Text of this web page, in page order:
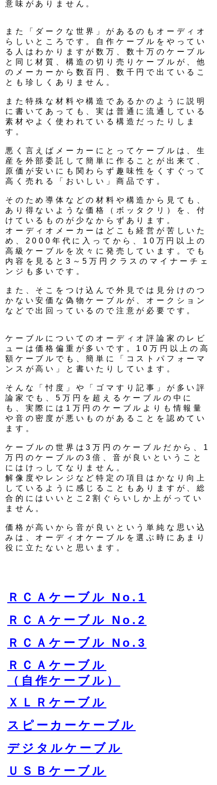
意味がありません。
また「ダークな世界」があるのもオーディオ
らしいところです。自作ケーブルをやってい
る人はわかりますが数万、数十万のケーブル
と同じ材質、構造の切り売りケーブルが、他
のメーカーから数百円、数千円で出ているこ
とも珍しくありません。
また特殊な材料や構造であるかのように説明
に書いてあっても、実は普通に流通している
素材やよく使われている構造だったりしま
す。
悪く言えばメーカーにとってケーブルは、生
産を外部委託して簡単に作ることが出来て、
原価が安いにも関わらず趣味性をくすぐって
高く売れる「おいしい」商品です。
そのため導体などの材料や構造から見ても、
あり得ないような価格（ボッタクリ）を、付
けているものが少なからずあります。
オーディオメーカーはどこも経営が苦しいた
め、2000年代に入ってから、10万円以上の
高級ケーブルを次々に発売しています。でも
内容を見ると3～5万円クラスのマイナーチェ
ンジも多いです。
また、そこをつけ込んで外見では見分けのつ
かない安価な偽物ケーブルが、オークション
などで出回っているので注意が必要です。
ケーブルについてのオーディオ評論家のレビ
ューは価格偏重が多いです。10万円以上の高
額ケーブルでも、簡単に「コストパフォーマ
ンスが高い」と書いたりしています。
そんな「忖度」や「ゴマすり記事」が多い評
論家でも、5万円を超えるケーブルの中に
も、実際には1万円のケーブルよりも情報量
や音の密度が悪いものがあることを認めてい
ます。
ケーブルの世界は3万円のケーブルだから、1
万円のケーブルの3倍、音が良いということ
にはけっしてなりません。
解像度やレンジなど特定の項目はかなり向上
しているように感じることもありますが、総
合的にはいいとこ2割ぐらいしか上がってい
ません。
価格が高いから音が良いという単純な思い込
みは、オーディオケーブルを選ぶ時にあまり
役に立たないと思います。
ＲＣＡケーブル No.1
ＲＣＡケーブル No.2
ＲＣＡケーブル No.3
ＲＣＡケーブル
（自作ケーブル）
ＸＬＲケーブル
スピーカーケーブル
デジタルケーブル
ＵＳＢケーブル